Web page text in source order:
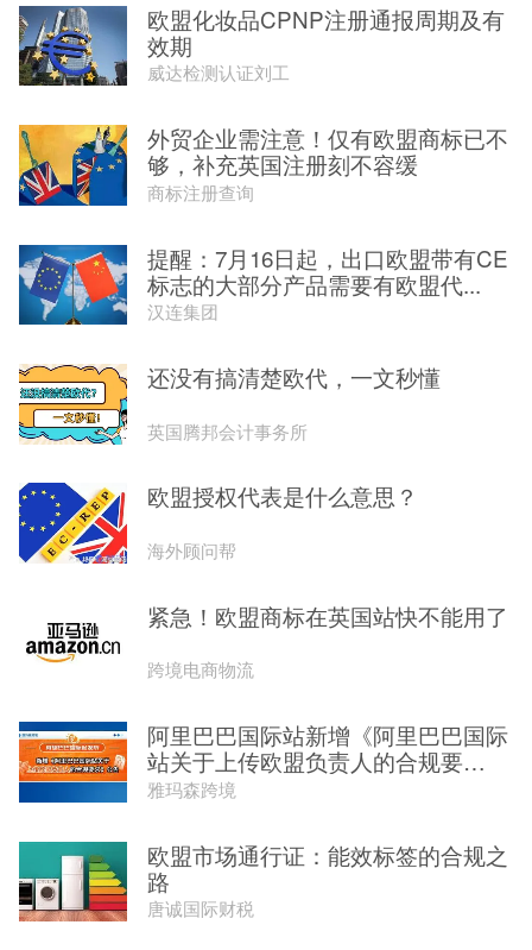
欧盟化妆品CPNP注册通报周期及有
效期
威达检测认证刘工
外贸企业需注意！仅有欧盟商标已不
够，补充英国注册刻不容缓
商标注册查询
提醒：7月16日起，出口欧盟带有CE
标志的大部分产品需要有欧盟代...
汉连集团
还没有搞清楚欧代，一文秒懂
英国腾邦会计事务所
欧盟授权代表是什么意思？
海外顾问帮
紧急！欧盟商标在英国站快不能用了
跨境电商物流
阿里巴巴国际站新增《阿里巴巴国际
站关于上传欧盟负责人的合规要
求》...
雅玛森跨境
欧盟市场通行证：能效标签的合规之
路
唐诚国际财税